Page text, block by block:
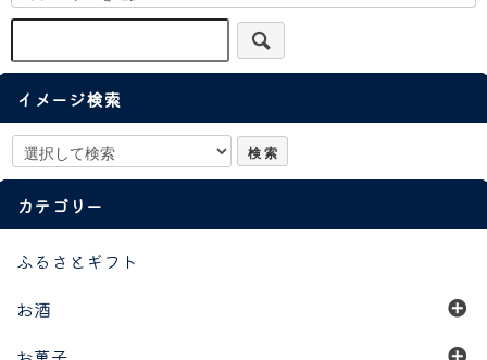
イメージ検索
カテゴリー
ふるさとギフト
お酒